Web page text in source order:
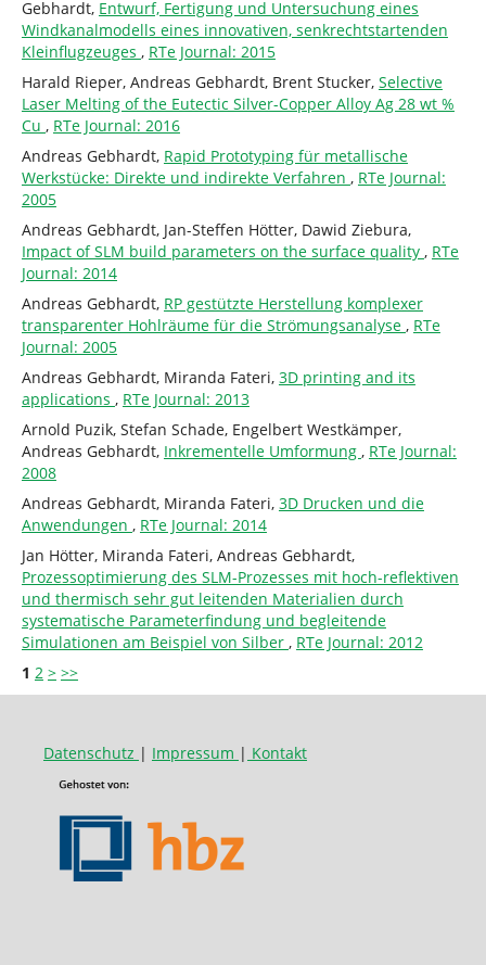
Gebhardt, Entwurf, Fertigung und Untersuchung eines
Windkanalmodells eines innovativen, senkrechtstartenden
Kleinflugzeuges , RTe Journal: 2015
Harald Rieper, Andreas Gebhardt, Brent Stucker, Selective
Laser Melting of the Eutectic Silver-Copper Alloy Ag 28 wt %
Cu , RTe Journal: 2016
Andreas Gebhardt, Rapid Prototyping für metallische
Werkstücke: Direkte und indirekte Verfahren , RTe Journal:
2005
Andreas Gebhardt, Jan-Steffen Hötter, Dawid Ziebura,
Impact of SLM build parameters on the surface quality , RTe
Journal: 2014
Andreas Gebhardt, RP gestützte Herstellung komplexer
transparenter Hohlräume für die Strömungsanalyse , RTe
Journal: 2005
Andreas Gebhardt, Miranda Fateri, 3D printing and its
applications , RTe Journal: 2013
Arnold Puzik, Stefan Schade, Engelbert Westkämper,
Andreas Gebhardt, Inkrementelle Umformung , RTe Journal:
2008
Andreas Gebhardt, Miranda Fateri, 3D Drucken und die
Anwendungen , RTe Journal: 2014
Jan Hötter, Miranda Fateri, Andreas Gebhardt,
Prozessoptimierung des SLM-Prozesses mit hoch-reflektiven
und thermisch sehr gut leitenden Materialien durch
systematische Parameterfindung und begleitende
Simulationen am Beispiel von Silber , RTe Journal: 2012
1 2 > >>
Datenschutz | Impressum | Kontakt